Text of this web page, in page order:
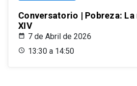
Conversatorio | Pobreza:
XIV
7 de Abril de 2026
13:30 a 14:50